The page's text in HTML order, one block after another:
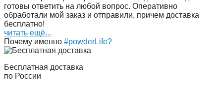
готовы ответить на любой вопрос. Оперативно
обработали мой заказ и отправили, причем доставка
бесплатно!
читать ещё...
Почему именно #powderLife?
Бесплатная доставка
по России